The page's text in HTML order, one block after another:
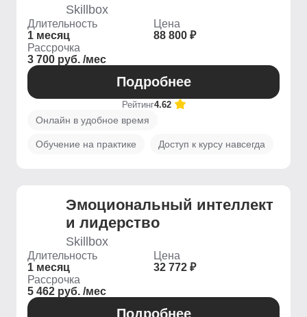
Skillbox
Длительность
1 месяц
Цена
88 800 ₽
Рассрочка
3 700 руб. /мес
Подробнее
Рейтинг4.62
Онлайн в удобное время
Обучение на практике Доступ к курсу навсегда
Эмоциональный интеллект
и лидерство
Skillbox
Длительность
1 месяц
Цена
32 772 ₽
Рассрочка
5 462 руб. /мес
Подробнее